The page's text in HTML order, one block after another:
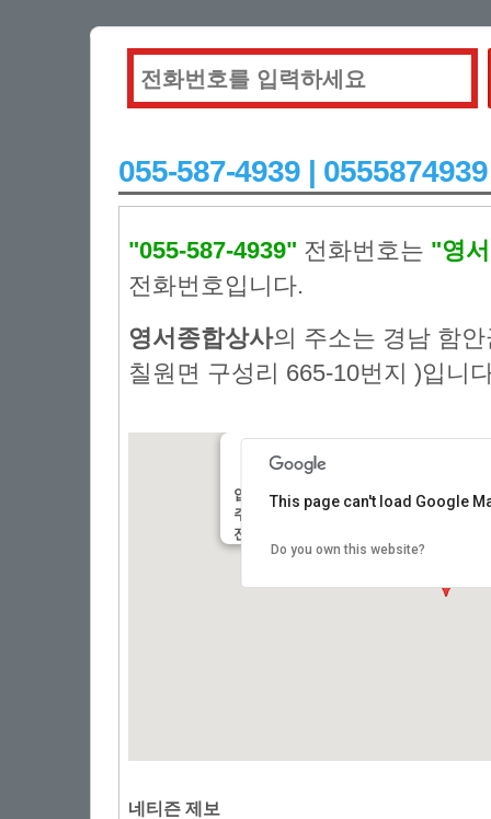
055-587-4939 |
"055-587-4939" 전화번호는 "영
전화번호입니다.
영서종합상사의 주소는 경남 함
칠원면 구성리 665-10번지 )입니
업체명::영서종합상사
주소:
: 경남 함안군 칠원면 원서로 3(함
전화번호:
This page can't load Google
Do you own this website?
네티즌 제보